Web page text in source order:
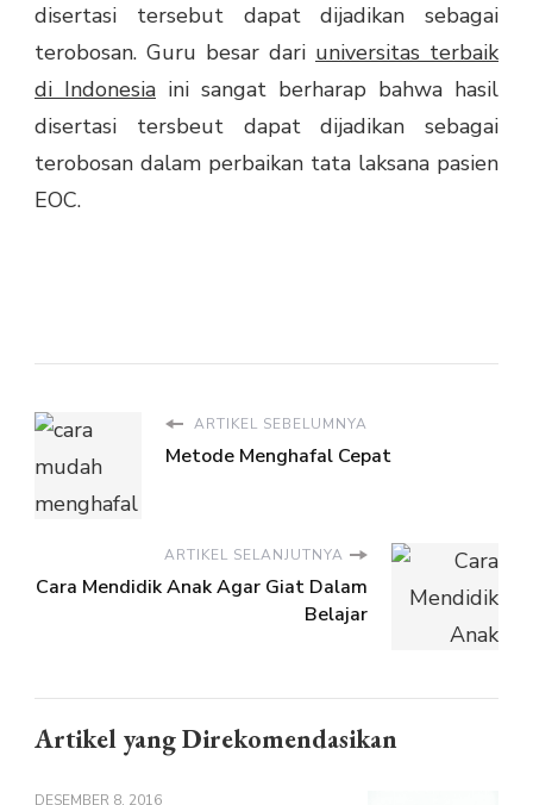
disertasi tersebut dapat dijadikan sebagai
terobosan. Guru besar dari universitas terbaik
di Indonesia ini sangat berharap bahwa hasil
disertasi tersbeut dapat dijadikan sebagai
terobosan dalam perbaikan tata laksana pasien
EOC.
ARTIKEL SEBELUMNYA
Metode Menghafal Cepat
ARTIKEL SELANJUTNYA
Cara Mendidik Anak Agar Giat Dalam
Belajar
Artikel yang Direkomendasikan
DESEMBER 8, 2016